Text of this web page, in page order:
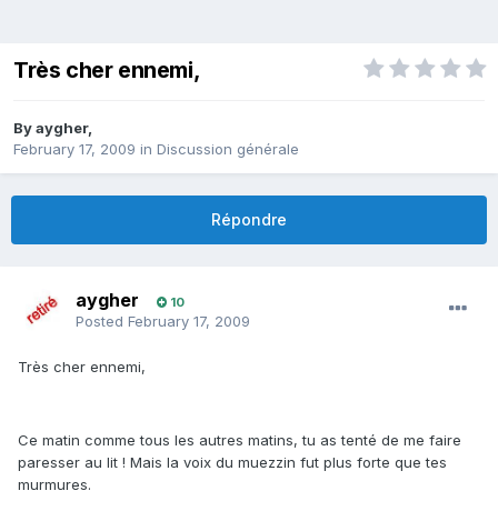
Très cher ennemi,
Byaygher,
February 17, 2009 in Discussion générale
Répondre
aygher 10
Posted February 17, 2009
Très cher ennemi,
Ce matin comme tous les autres matins, tu as tenté de me faire
paresser au lit ! Mais la voix du muezzin fut plus forte que tes
murmures.